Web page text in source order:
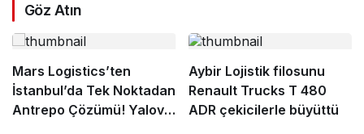
Göz Atın
Mars Logistics’ten
İstanbul’da Tek Noktadan
Antrepo Çözümü! Yalova
Aybir Lojistik filosunu
Renault Trucks T 480
ADR çekicilerle büyüttü